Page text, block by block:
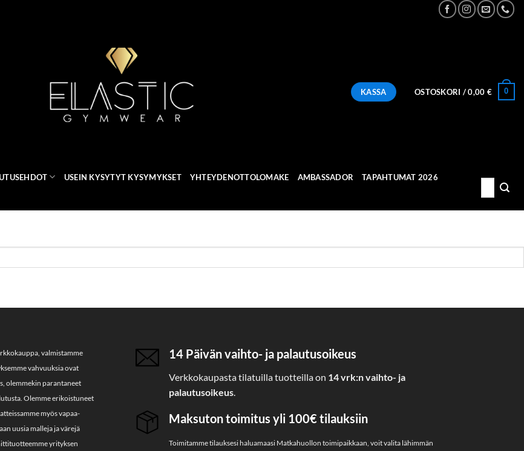
KASSA OSTOSKORI /0,00 € 0
USEIN KYSYTYT KYSYMYKSET YHTEYDENOTTOLOMAKE AMBASSADOR TAPAHTUMAT 2026
valmistamme
vahvuuksia ovat
olemmekin parantaneet
Olemme erikoistuneet
myös vapaa-
uusia malleja ja värejä
yrityksen
14 Päivän vaihto- ja palautusoikeus
Verkkokaupasta tilatuilla tuotteilla on 14 vrk:n vaihto- ja
palautusoikeus.
Maksuton toimitus yli 100€ tilauksiin
Toimitamme tilauksesi haluamaasi Matkahuollon toimipaikkaan, voit valita lähimmän